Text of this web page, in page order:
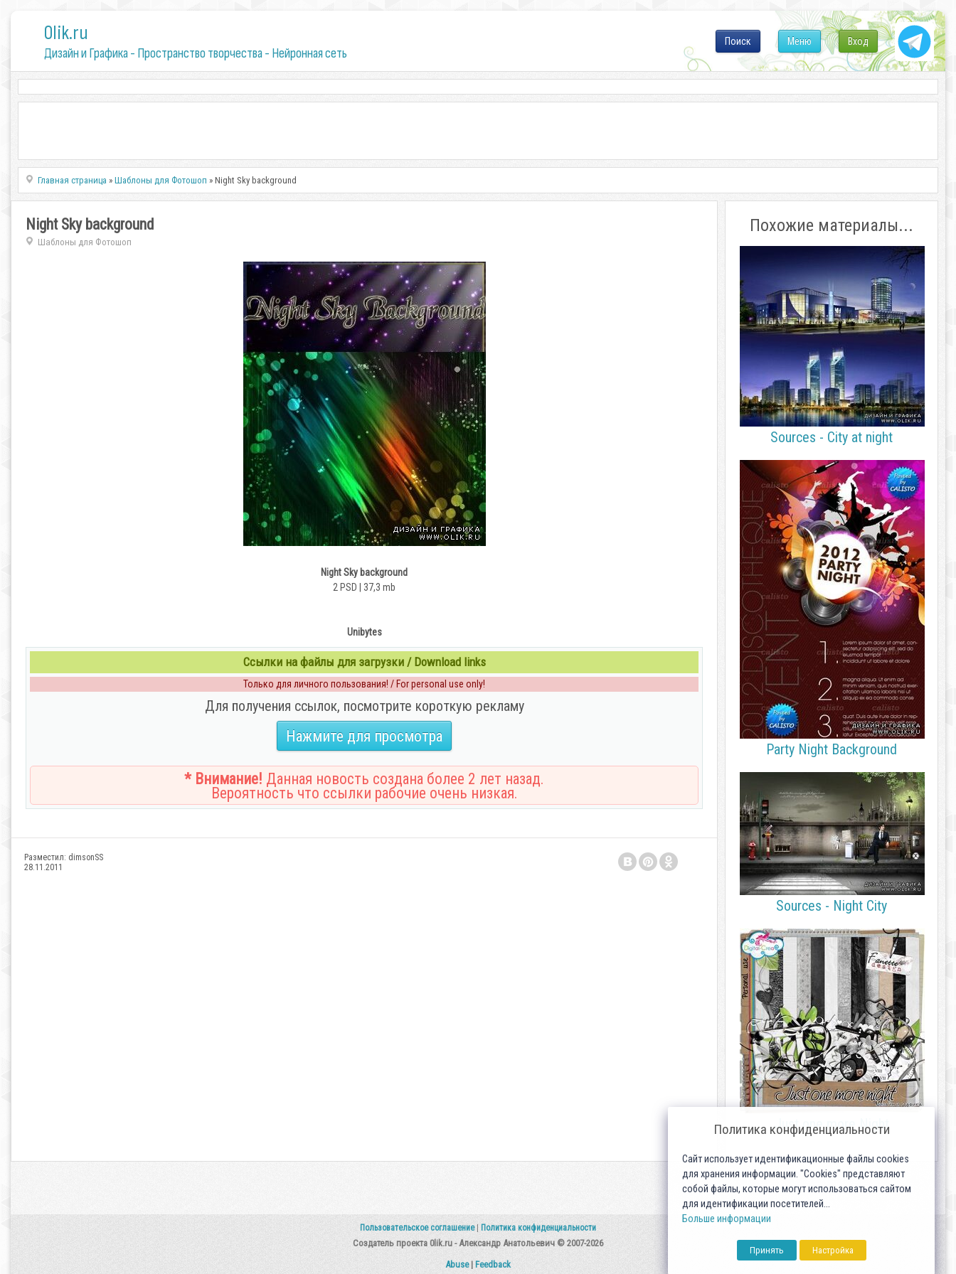
0lik.ru
Дизайн и Графика - Пространство творчества - Нейронная сеть
Вход
Меню
Поиск
Главная страница »Шаблоны для Фотошоп » Night Sky background
Night Sky background
Шаблоны для Фотошоп
Night Sky background
2 PSD | 37,3 mb
Unibytes
Ссылки на файлы для загрузки / Download links
Только для личного пользования! / For personal use only!
Для получения ссылок, посмотрите короткую рекламу
Нажмите для просмотра
* Внимание! Данная новость создана более 2 лет назад.
Вероятность что ссылки рабочие очень низкая.
Разместил: dimsonSS
28.11.2011
Похожие материалы...
Sources - City at night
Party Night Background
Sources - Night City
Just one more Night
Пользовательское соглашение Политика конфиденциальности
Создатель проекта 0lik.ru - Александр Анатольевич © 2007-2026
Abuse| Feedback
Политика конфиденциальности
Сайт использует идентификационные файлы cookies
для хранения информации. "Cookies" представляют
собой файлы, которые могут использоваться сайтом
для идентификации посетителей...
Больше информации
Принять Настройка